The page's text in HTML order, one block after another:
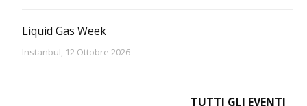
Liquid Gas Week
Instanbul, 12 Ottobre 2026
TUTTI GLI EVENTI